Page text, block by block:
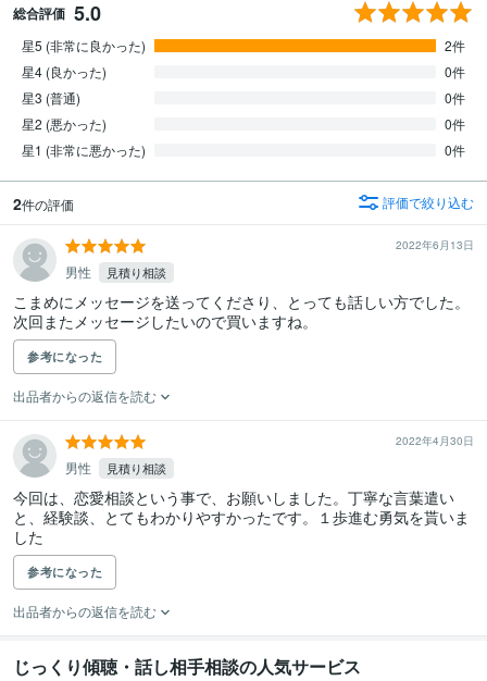
総合評価 5.0
星5 (非常に良かった)
2件
星4 (良かった)
0件
星3 (普通)
0件
星2 (悪かった)
0件
星1 (非常に悪かった)
0件
2件の評価 評価で絞り込む
2022年6月13日
男性 見積り相談
こまめにメッセージを送ってくださり、とっても話しい方でした。
次回またメッセージしたいので買いますね。
参考になった
出品者からの返信を読む
2022年4月30日
男性 見積り相談
今回は、恋愛相談という事で、お願いしました。丁寧な言葉遣い
と、経験談、とてもわかりやすかったです。１歩進む勇気を貰いま
した
参考になった
出品者からの返信を読む
じっくり傾聴・話し相手相談の人気サービス